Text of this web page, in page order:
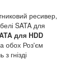
ресивер,
SATA для
для HDD
обох Роз'єм
гнізді